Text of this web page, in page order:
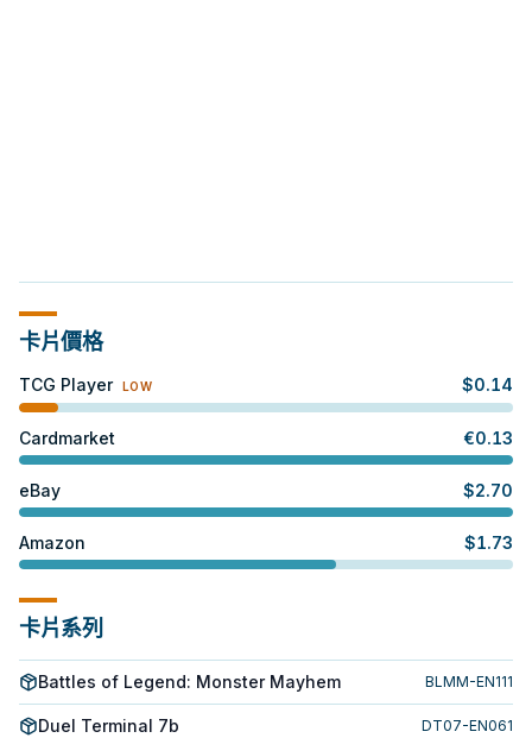
卡片價格
TCG Player LOW $0.14
Cardmarket €0.13
eBay $2.70
Amazon $1.73
卡片系列
Battles of Legend: Monster Mayhem BLMM-EN111
Duel Terminal 7b DT07-EN061